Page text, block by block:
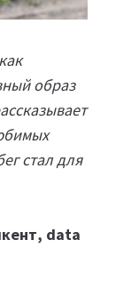
образ
стал для
data